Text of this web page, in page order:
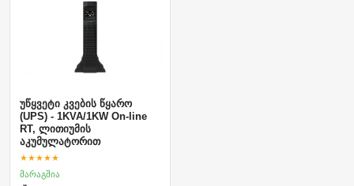
უწყვეტი კვების წყარო
(UPS) - 1KVA/1KW On-line
RT, ლითიუმის
აკუმულატორით
★★★★★
მარაგშია